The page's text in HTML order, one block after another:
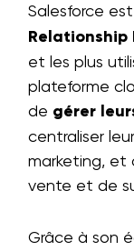
Salesforce est
Relationship
et les plus
plateforme
de gérer
centraliser
marketing, et
vente et de
Grâce à son